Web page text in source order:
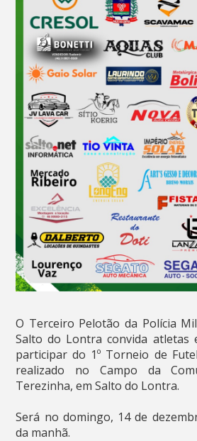
O Terceiro Pelotão da Polícia
Salto do Lontra convida atletas
participar do 1º Torneio de
realizado no Campo da
Terezinha, em Salto do Lontra.
Será no domingo, 14 de
da manhã.